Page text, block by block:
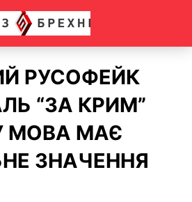
РУСОФЕЙК
“ЗА КРИМ”
МОВА МАЄ
ЗНАЧЕННЯ